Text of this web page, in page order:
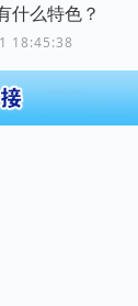
什么特色？
18:45:38